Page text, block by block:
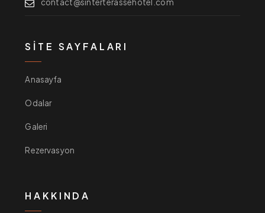
contact@sinterterassehotel.com
SITE SAYFALARI
Anasayfa
Odalar
Galeri
Rezervasyon
HAKKINDA